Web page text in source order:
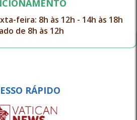
feira: 8h às 12h - 14h às 18h
de 8h às 12h
RÁPIDO